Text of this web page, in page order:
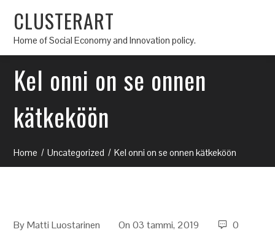
CLUSTERART
Home of Social Economy and Innovation policy.
Kel onni on se onnen
kätkeköön
Home Uncategorized Kel onni on se onnen kätkeköön
ByMatti Luostarinen On 03 tammi, 2019
0